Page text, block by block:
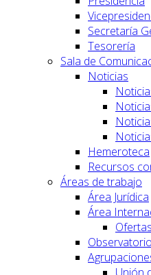
Secretaría
Tesorería
Sala de
Noticias
Hemeroteca
Recursos
Áreas de trabajo
Área Jurídica
Área